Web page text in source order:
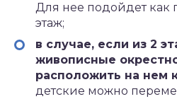
Для нее подойдет как
этаж;
в случае, если из 2
живописные
расположить на нем
детские можно